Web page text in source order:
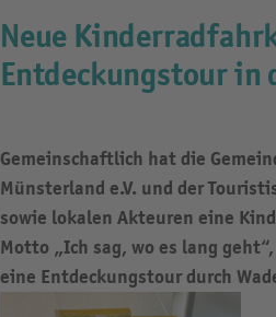
Neue
Entdeckungstour in
Gemeinschaftlich hat die
Münsterland e.V. und der
sowie lokalen Akteuren eine
Motto „Ich sag, wo es lang
eine Entdeckungstour durch